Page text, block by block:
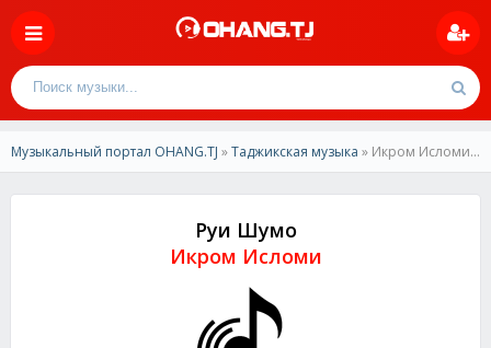
Музыкальный портал OHANG.TJ »Таджикская музыка » Икром Исломи-Руи Шумо
Руи Шумо
Икром Исломи